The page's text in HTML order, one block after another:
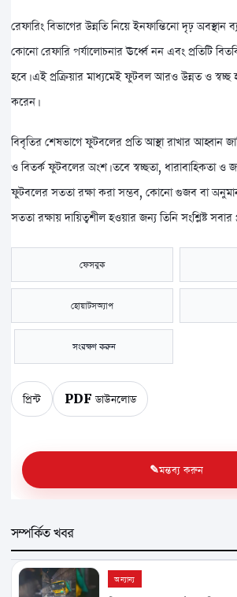
রেফারিং বিভাগের উন্নতি নিয়ে ইনফান্তিনো দৃঢ় অবস্থান
কোনো রেফারি পর্যালোচনার ঊর্ধ্বে নন এবং প্রতিটি
হবে। এই প্রক্রিয়ার মাধ্যমেই ফুটবল আরও উন্নত ও স্বচ্ছ
করেন।
বিবৃতির শেষভাগে ফুটবলের প্রতি আস্থা রাখার আহ্বান
ও বিতর্ক ফুটবলের অংশ। তবে স্বচ্ছতা, ধারাবাহিকতা ও
ফুটবলের সততা রক্ষা করা সম্ভব, কোনো গুজব বা
সততা রক্ষায় দায়িত্বশীল হওয়ার জন্য তিনি সংশ্লিষ্ট সবার
ফেসবুক
হোয়াটসঅ্যাপ
সংরক্ষণ করুন
প্রিন্ট PDF ডাউনলোড
মন্তব্য করুন
সম্পর্কিত খবর
অন্যান্য